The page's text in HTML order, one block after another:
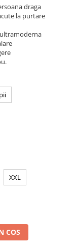
draga
la purtare
XXL
COS